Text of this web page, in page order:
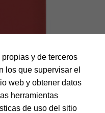
y de terceros
los que supervisar el
web y obtener datos
herramientas
de uso del sitio